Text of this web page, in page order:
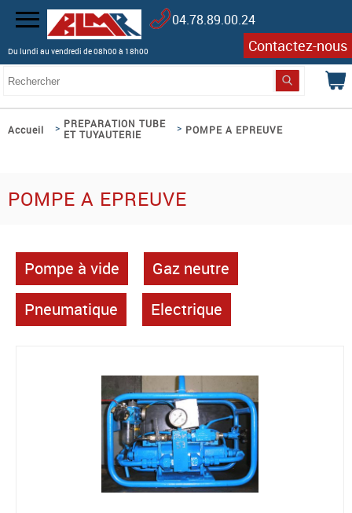
04.78.89.00.24
Du lundi au vendredi de 08h00 à 18h00 Contactez-nous
Accueil > PREPARATION TUBE
ET TUYAUTERIE
> POMPE A EPREUVE
POMPE A EPREUVE
Pompe à vide
Gaz neutre
Pneumatique
Electrique